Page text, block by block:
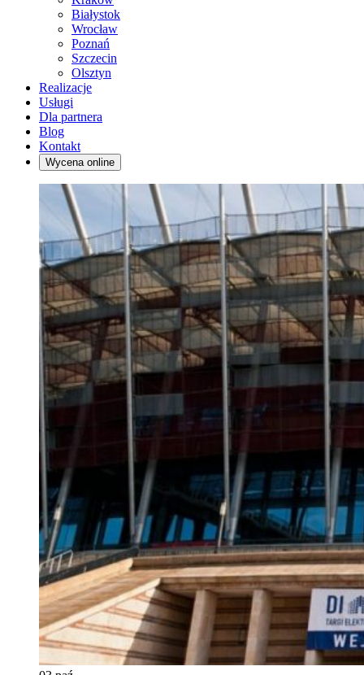
Białystok
Wrocław
Poznań
Szczecin
Olsztyn
Realizacje
Usługi
Dla partnera
Blog
Kontakt
Wycena online